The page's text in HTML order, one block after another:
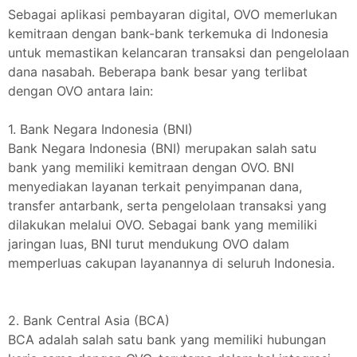
Sebagai aplikasi pembayaran digital, OVO memerlukan
kemitraan dengan bank-bank terkemuka di Indonesia
untuk memastikan kelancaran transaksi dan pengelolaan
dana nasabah. Beberapa bank besar yang terlibat
dengan OVO antara lain:
1. Bank Negara Indonesia (BNI)
Bank Negara Indonesia (BNI) merupakan salah satu
bank yang memiliki kemitraan dengan OVO. BNI
menyediakan layanan terkait penyimpanan dana,
transfer antarbank, serta pengelolaan transaksi yang
dilakukan melalui OVO. Sebagai bank yang memiliki
jaringan luas, BNI turut mendukung OVO dalam
memperluas cakupan layanannya di seluruh Indonesia.
2. Bank Central Asia (BCA)
BCA adalah salah satu bank yang memiliki hubungan